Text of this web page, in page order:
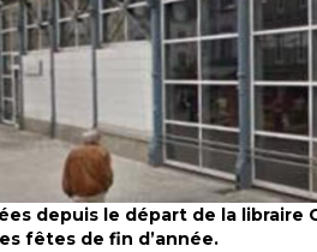
depuis le départ de la libraire
fêtes de fin d’année.